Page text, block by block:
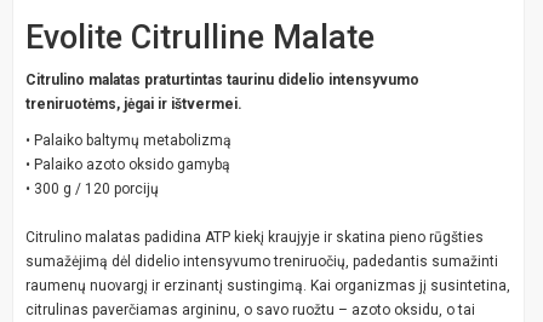
Evolite Citrulline Malate
Citrulino malatas praturtintas taurinu didelio intensyvumo
treniruotėms, jėgai ir ištvermei.
• Palaiko baltymų metabolizmą
• Palaiko azoto oksido gamybą
• 300 g / 120 porcijų
Citrulino malatas padidina ATP kiekį kraujyje ir skatina pieno rūgšties
sumažėjimą dėl didelio intensyvumo treniruočių, padedantis sumažinti
raumenų nuovargį ir erzinantį sustingimą. Kai organizmas jį susintetina,
citrulinas paverčiamas argininu, o savo ruožtu – azoto oksidu, o tai